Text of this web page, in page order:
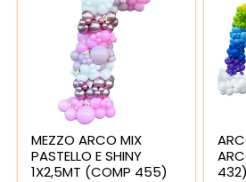
MEZZO ARCO MIX
PASTELLO E SHINY
1X2,5MT (COMP 455)
432)